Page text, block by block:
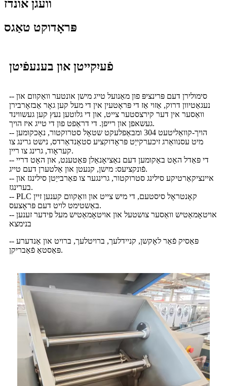
וועגן אונדז
פּראָדוקט טאַגס
פֿעיִקייטן און בענעפֿיטן
-- סימולירן דעם פּרינציפּ פון מאַנועל טייג מישן אונטער וואַקוום און
נעגאַטיוון דרוק, אַזוי אַז די פּראָטעין אין די מעל קען גאָר אַבזאָרבירן
וואַסער אין דער קירצסטער צייט, און די גלוטען נעץ קען געשווינד
געשאפן און רייפן. די דראַפט פון די טייג איז הויך.
-- הויך-קוואַליטעט 304 ומבאַפלעקט שטאָל סטרוקטור, נאָכקומען
מיט עסנוואַרג זיכערקייַט פּראָדוקציע סטאַנדאַרדס, נישט גרינג צו
קעראָוד, גרינג צו ריין.
-- די פּאַדל האָט באַקומען דעם נאַציאָנאַלן פּאַטענט, און האָט דריי
פֿונקציעס: מישן, קנעטן און אַלטערן דעם טייג.
-- איינציקאַרטיקע סילינג סטרוקטור, גרינגער צו פאַרבייַטן סילינגז און
בערינגז.
-- PLC קאָנטראָל סיסטעם, די מיש צייט און וואַקוום קענען זיין
באַשטימט לויט דעם פּראָצעס.
-- אויטאָמאַטיש וואַסער צושטעל און אויטאָמאַטיש מעל פידער זענען
בנימצא
-- פּאַסיק פֿאַר לאָקשן, קניידלעך, ברויטלעך, ברויט און אַנדערע
פּאַסטאַ פֿאַבריקן.